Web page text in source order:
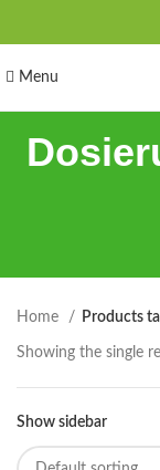
Menu
Home Products
Showing the single
Show sidebar